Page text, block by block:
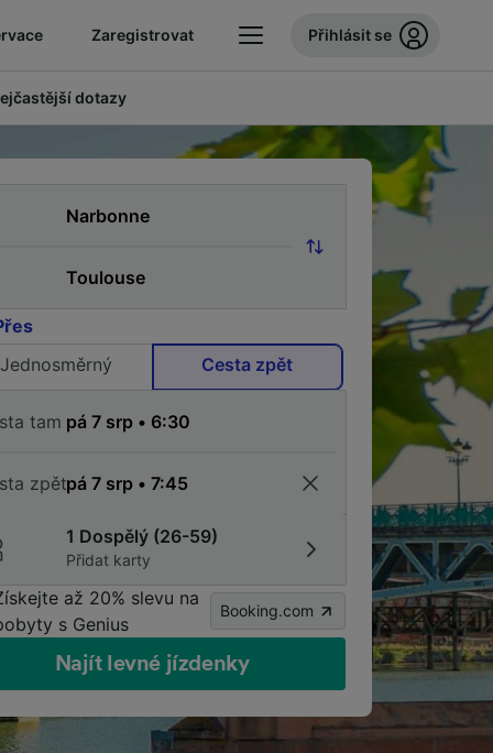
Zaregistrovat Přihlásit se
dotazy
Jednosměrný
Cesta zpět
tam
zpět
1 Dospělý (26-59)
Přidat karty
až 20% slevu na
s Genius
Booking.com
Najít levné jízdenky